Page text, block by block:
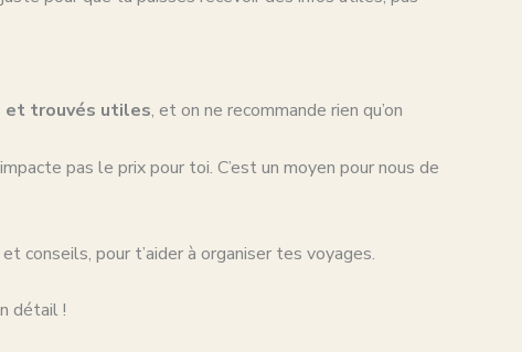
et trouvés utiles, et on ne recommande rien qu’on
pas le prix pour toi. C’est un moyen pour nous de
conseils, pour t’aider à organiser tes voyages.
détail !